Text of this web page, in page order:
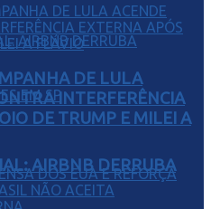
AIRBNB DERRUBA
DE LULA
INTERFERÊNCIA
DE TRUMP E MILEI A